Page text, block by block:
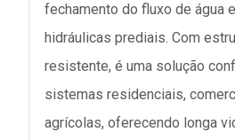
fechamento do fluxo de água
hidráulicas prediais. Com
resistente, é uma solução
sistemas residenciais,
agrícolas, oferecendo longa